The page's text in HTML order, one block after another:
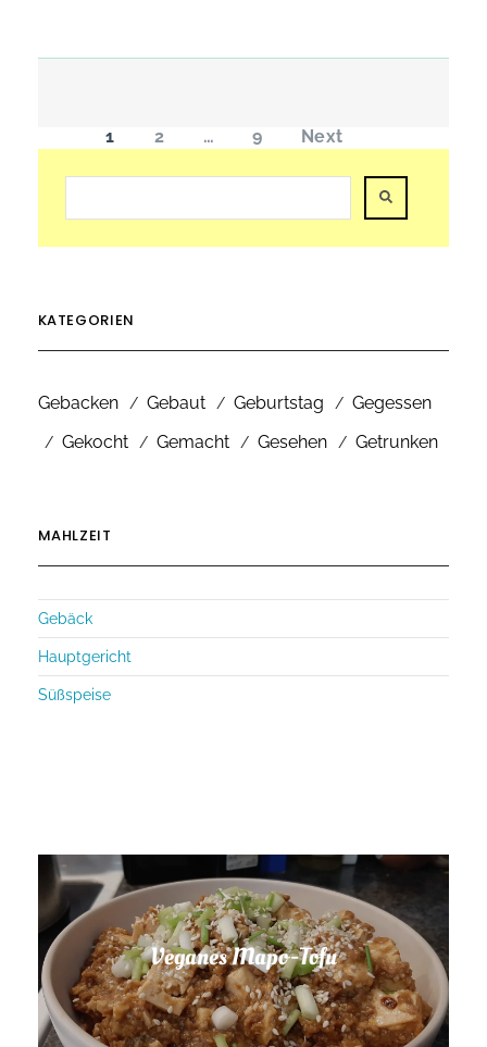
der
Beiträge
1 2 … 9 Next
KATEGORIEN
Gebacken Gebaut Geburtstag
Gegessen
Gekocht
Gemacht Gesehen Getrunken
MAHLZEIT
Gebäck
Hauptgericht
Süßspeise
Veganes Mapo-Tofu